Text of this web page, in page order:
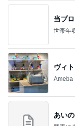
当ブ
世帯年
ヴィ
Ameba
あい